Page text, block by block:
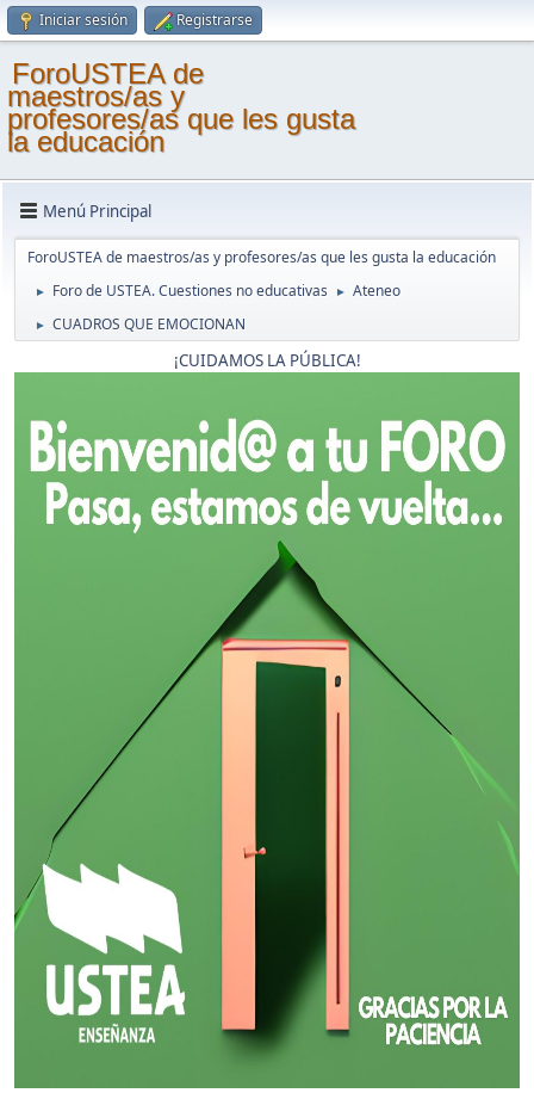
Iniciar sesión Registrarse
ForoUSTEA de
maestros/as y
profesores/as que les gusta
la educación
Menú Principal
ForoUSTEA de maestros/as y profesores/as que les gusta la educación
► Foro de USTEA. Cuestiones no educativas ► Ateneo
► CUADROS QUE EMOCIONAN
¡CUIDAMOS LA PÚBLICA!